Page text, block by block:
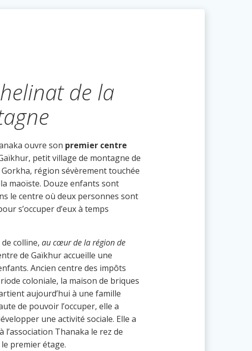
de la
ouvre son premier centre
petit village de montagne de
région sévèrement touchée
maoïste. Douze enfants sont
le centre où deux personnes sont
s’occuper d’eux à temps
de colline,au cœur de la région de
de Gaïkhur accueille une
Ancien centre des impôts
coloniale, la maison de briques
aujourd’hui à une famille
de pouvoir l’occuper, elle a
une activité sociale. Elle a
l’association Thanaka le rez de
premier étage.